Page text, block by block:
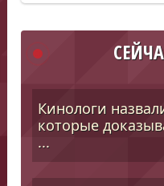
Кинологи
которые
...